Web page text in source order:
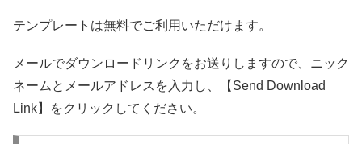
テンプレートは無料でご利用いただけます。
メールでダウンロードリンクをお送りしますので、ニック
ネームとメールアドレスを入力し、【Send Download
Link】をクリックしてください。